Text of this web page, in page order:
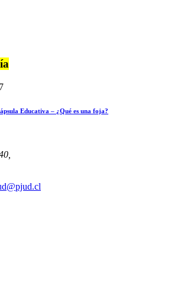
Educativa – ¿Qué es una foja?